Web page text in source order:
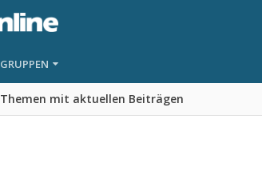
Themen mit aktuellen Beiträgen
GRUPPEN